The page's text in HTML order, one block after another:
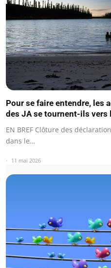
Pour se faire entendre, les
des JA se tournent-ils vers
EN BREF Clôture des
dans le…
11 mai 2026